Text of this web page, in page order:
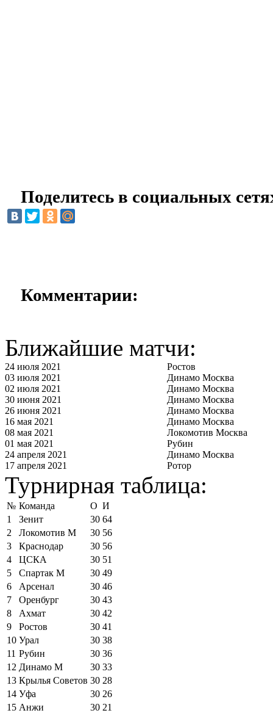
Поделитесь в социальных
Комментарии:
Ближайшие матчи:
24 июля 2021
Ростов
03 июля 2021
Динамо Москва
02 июля 2021
Динамо Москва
30 июня 2021
Динамо Москва
26 июня 2021
Динамо Москва
16 мая 2021
Динамо Москва
08 мая 2021
Локомотив Москва
01 мая 2021
Рубин
24 апреля 2021
Динамо Москва
17 апреля 2021
Ротор
Турнирная таблица:
№ Команда О И
1
Зенит 30 64
2
Локомотив М 30 56
3
Краснодар 30 56
4
ЦСКА 30 51
5
Спартак М 30 49
6
Арсенал 30 46
7
Оренбург 30 43
8
Ахмат 30 42
9
Ростов 30 41
10 Урал 30 38
11 Рубин 30 36
12 Динамо М 30 33
13 Крылья Советов 30 28
14 Уфа 30 26
15 Анжи 30 21